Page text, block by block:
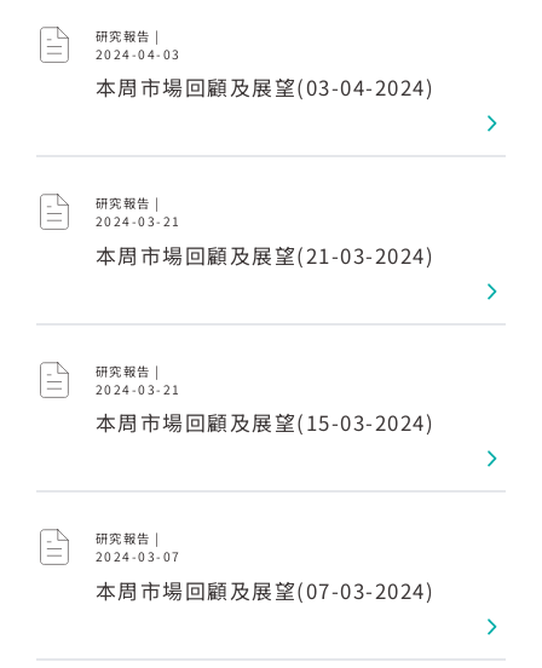
研究報告 |
2024-04-03
本周市場回顧及展望(03-04-2024)
研究報告 |
2024-03-21
本周市場回顧及展望(21-03-2024)
研究報告 |
2024-03-21
本周市場回顧及展望(15-03-2024)
研究報告 |
2024-03-07
本周市場回顧及展望(07-03-2024)